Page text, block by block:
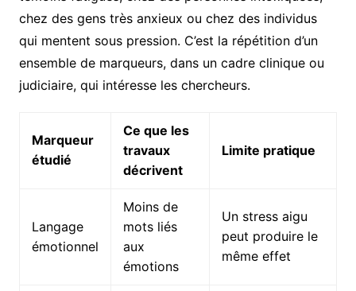
chez des gens très anxieux ou chez des individus
qui mentent sous pression. C’est la répétition d’un
ensemble de marqueurs, dans un cadre clinique ou
judiciaire, qui intéresse les chercheurs.
Marqueur
étudié
Ce que les
travaux
décrivent
Limite pratique
Langage
émotionnel
Moins de
mots liés
aux
émotions
Un stress aigu
peut produire le
même effet